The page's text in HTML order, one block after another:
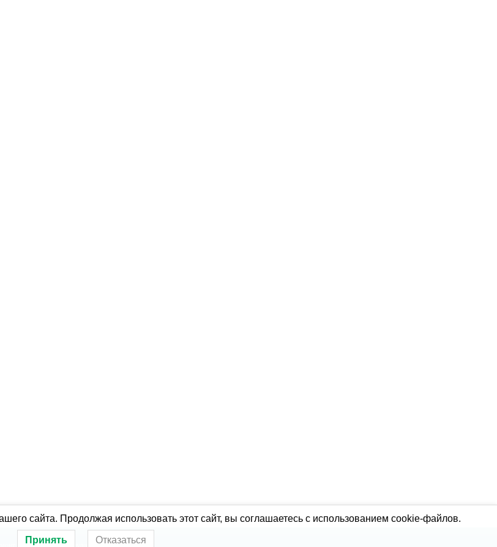
холодильного оборудования
сайта. Продолжая использовать этот сайт, вы соглашаетесь с использованием cookie-файлов.
Принять Отказаться